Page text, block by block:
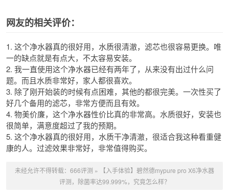
网友的相关评价：
1. 这个净水器真的很好用，水质很清澈，滤芯也很容易更换。唯
一的缺点就是有点大，不太容易安装。
2. 我一直使用这个净水器已经有两年了，从来没有出过什么问
题。而且水质非常好，家人都很喜欢。
3. 除了刚开始装的时候有点困难，其他的都很完美。一次性买了
好几个备用的滤芯，非常方便而且有效。
4. 物美价廉，这个净水器性价比真的非常高。水质很好，安装也
很简单，满意度超过了我的预期。
5. 这个净水器真的很好用，水质干净清澈，很适合我这种看重健
康的人。过滤效果非常好，非常值得购买。
未经允许不得转载： 666评测 »
【入手体验】碧然德mypure pro X6净水器
评测，除菌率达99.999%，究竟怎么样？